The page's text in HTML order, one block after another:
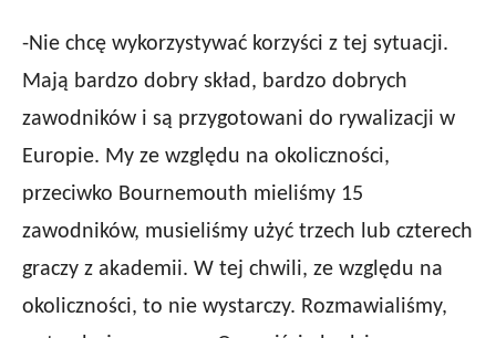
-Nie chcę wykorzystywać korzyści z tej sytuacji.
Mają bardzo dobry skład, bardzo dobrych
zawodników i są przygotowani do rywalizacji w
Europie. My ze względu na okoliczności,
przeciwko Bournemouth mieliśmy 15
zawodników, musieliśmy użyć trzech lub czterech
graczy z akademii. W tej chwili, ze względu na
okoliczności, to nie wystarczy. Rozmawialiśmy,